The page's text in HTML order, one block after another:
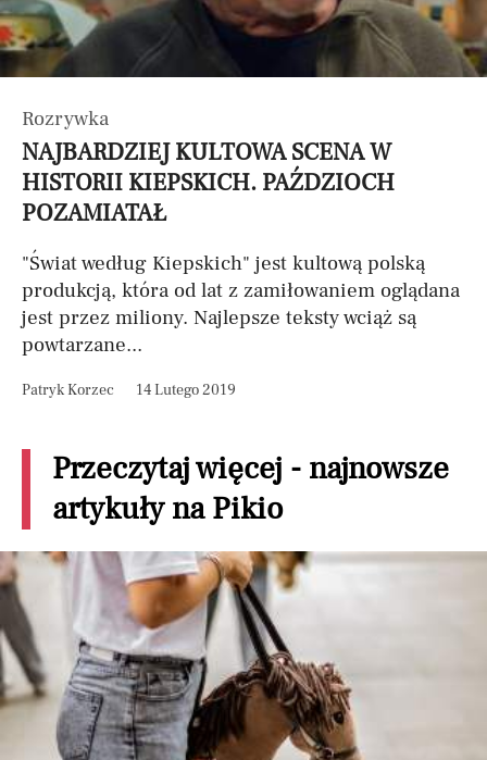
Rozrywka
NAJBARDZIEJ KULTOWA SCENA W
HISTORII KIEPSKICH. PAŹDZIOCH
POZAMIATAŁ
"Świat według Kiepskich" jest kultową polską
produkcją, która od lat z zamiłowaniem oglądana
jest przez miliony. Najlepsze teksty wciąż są
powtarzane...
Patryk Korzec 14 Lutego 2019
Przeczytaj więcej - najnowsze
artykuły na Pikio